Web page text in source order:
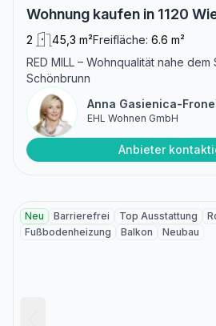
Wohnung kaufen in 1120
2 45,3 m²Freifläche: 6.6 m²
RED MILL – Wohnqualität nahe dem
Schönbrunn
Anna Gasienica-
EHL Wohnen GmbH
Anbieter
Neu Barrierefrei Top Ausstattung
Fußbodenheizung
Balkon Neubau